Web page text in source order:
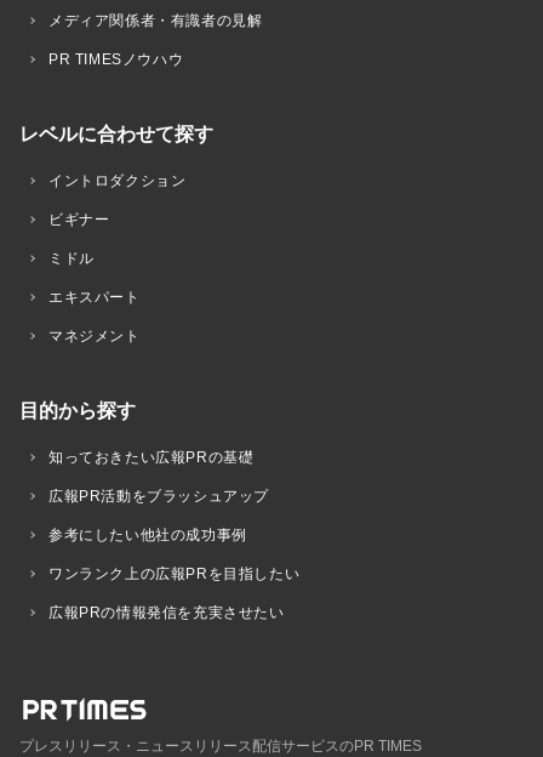
メディア関係者・有識者の見解
PR TIMESノウハウ
レベルに合わせて探す
イントロダクション
ビギナー
ミドル
エキスパート
マネジメント
目的から探す
知っておきたい広報PRの基礎
広報PR活動をブラッシュアップ
参考にしたい他社の成功事例
ワンランク上の広報PRを目指したい
広報PRの情報発信を充実させたい
プレスリリース・ニュースリリース配信サービスのPR TIMES